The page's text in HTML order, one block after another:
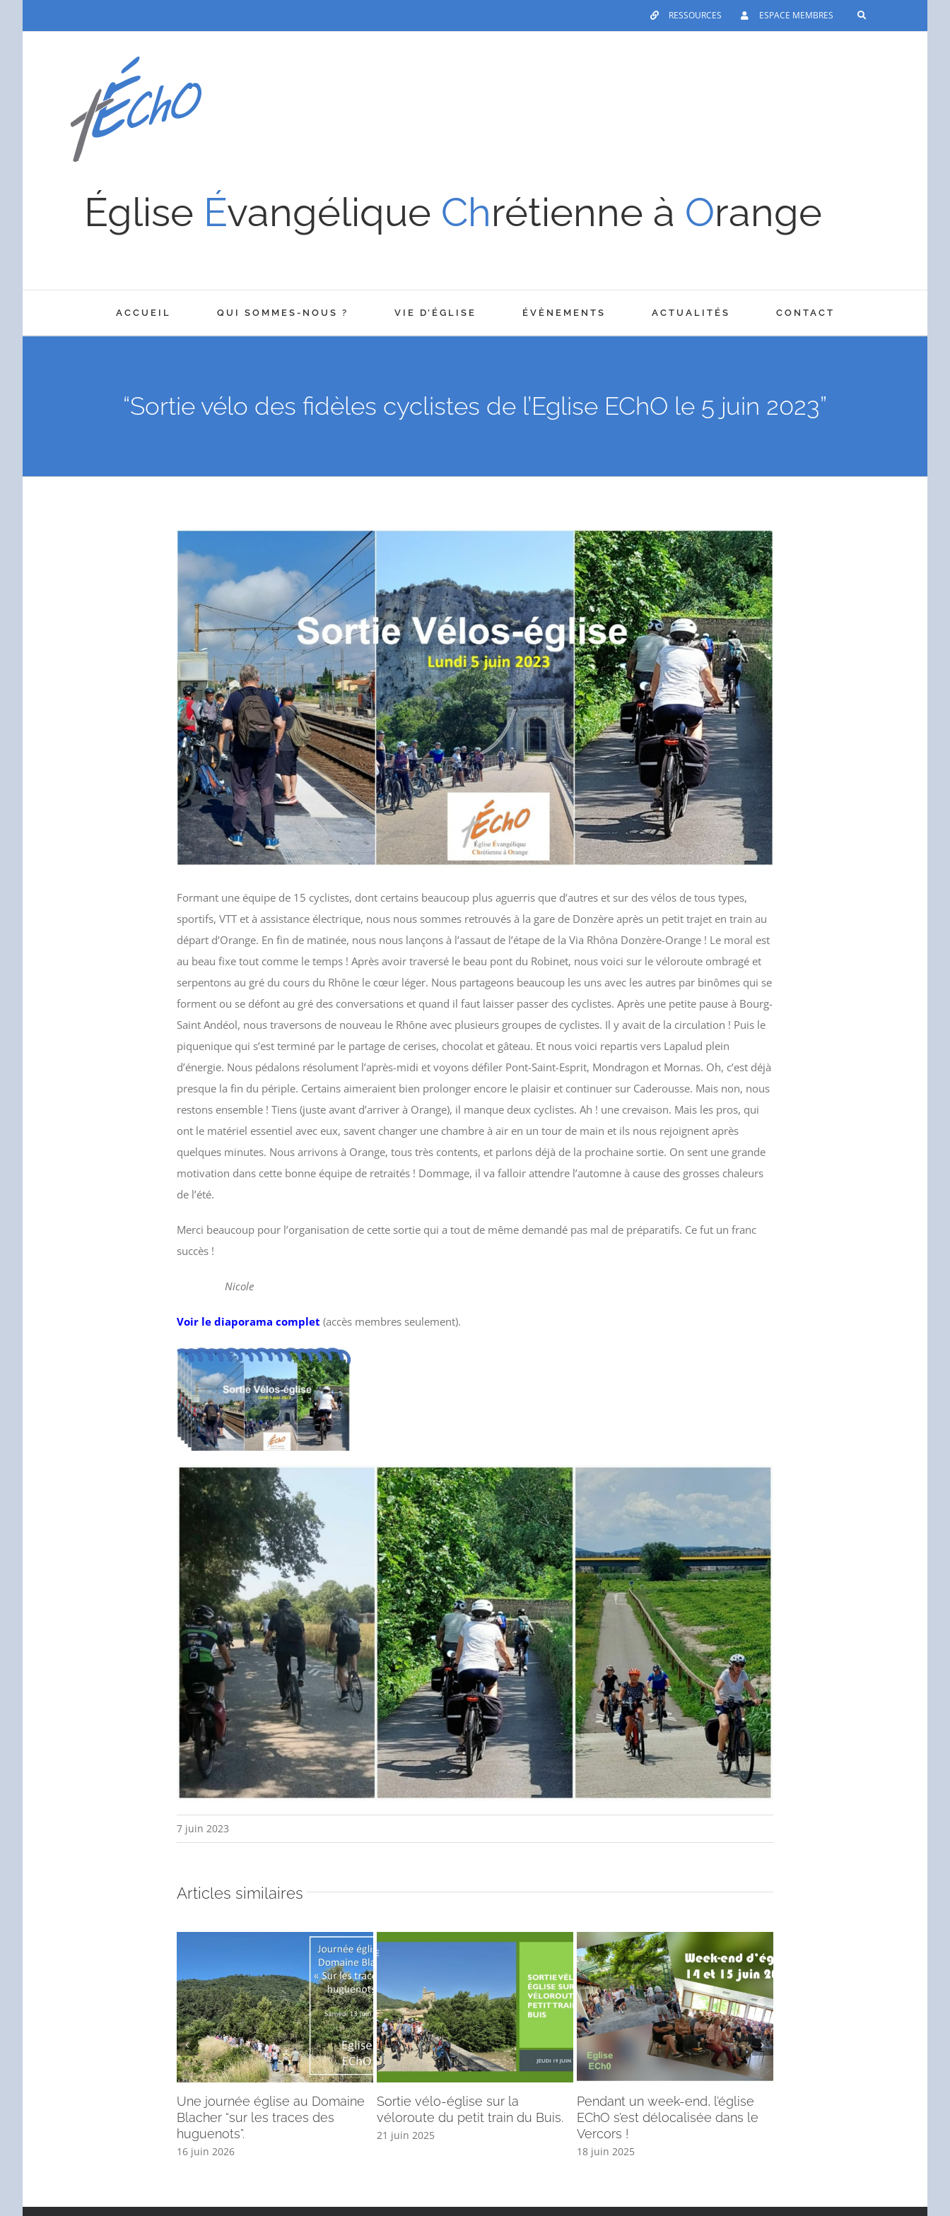
RESSOURCES ESPACE MEMBRES
Église Évangélique Chrétienne à Orange
ACCUEIL QUI SOMMES-NOUS ? VIE D’ÉGLISE ÉVÈNEMENTS ACTUALITÉS CONTACT
“Sortie vélo des fidèles cyclistes de l’Eglise EChO le 5 juin 2023”
l'image
agrandie
Formant une équipe de 15 cyclistes, dont certains beaucoup plus aguerris que d’autres et sur des vélos de tous types,
sportifs, VTT et à assistance électrique, nous nous sommes retrouvés à la gare de Donzère après un petit trajet en train au
départ d’Orange. En fin de matinée, nous nous lançons à l’assaut de l’étape de la Via Rhôna Donzère-Orange ! Le moral est
au beau fixe tout comme le temps ! Après avoir traversé le beau pont du Robinet, nous voici sur le véloroute ombragé et
serpentons au gré du cours du Rhône le cœur léger. Nous partageons beaucoup les uns avec les autres par binômes qui se
forment ou se défont au gré des conversations et quand il faut laisser passer des cyclistes. Après une petite pause à Bourg-
Saint Andéol, nous traversons de nouveau le Rhône avec plusieurs groupes de cyclistes. Il y avait de la circulation ! Puis le
piquenique qui s’est terminé par le partage de cerises, chocolat et gâteau. Et nous voici repartis vers Lapalud plein
d’énergie. Nous pédalons résolument l’après-midi et voyons défiler Pont-Saint-Esprit, Mondragon et Mornas. Oh, c’est déjà
presque la fin du périple. Certains aimeraient bien prolonger encore le plaisir et continuer sur Caderousse. Mais non, nous
restons ensemble ! Tiens (juste avant d’arriver à Orange), il manque deux cyclistes. Ah ! une crevaison. Mais les pros, qui
ont le matériel essentiel avec eux, savent changer une chambre à air en un tour de main et ils nous rejoignent après
quelques minutes. Nous arrivons à Orange, tous très contents, et parlons déjà de la prochaine sortie. On sent une grande
motivation dans cette bonne équipe de retraités ! Dommage, il va falloir attendre l’automne à cause des grosses chaleurs
de l’été.
Merci beaucoup pour l’organisation de cette sortie qui a tout de même demandé pas mal de préparatifs. Ce fut un franc
succès !
Nicole
Voir le diaporama complet (accès membres seulement).
7 juin 2023
Articles similaires
Une journée église au Domaine
Blacher “sur les traces des
huguenots”.
16 juin 2026
Sortie vélo-église sur la
véloroute du petit train du Buis.
21 juin 2025
Pendant un week-end, l’église
EChO s’est délocalisée dans le
Vercors !
18 juin 2025